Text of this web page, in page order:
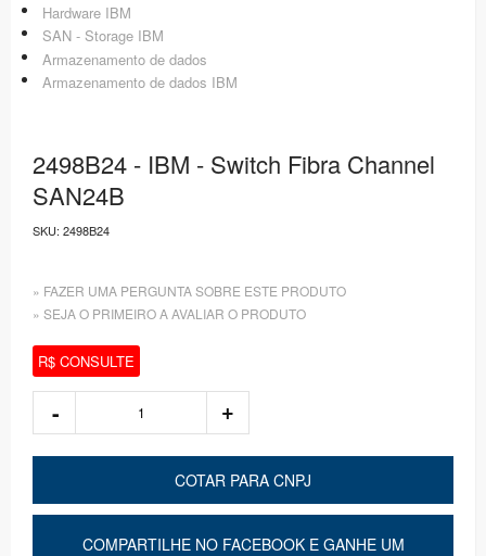
Hardware IBM
SAN - Storage IBM
Armazenamento de dados
Armazenamento de dados IBM
2498B24 - IBM - Switch Fibra Channel
SAN24B
SKU: 2498B24
» FAZER UMA PERGUNTA SOBRE ESTE PRODUTO
» SEJA O PRIMEIRO A AVALIAR O PRODUTO
R$ CONSULTE
COTAR PARA CNPJ
COMPARTILHE NO FACEBOOK E GANHE UM